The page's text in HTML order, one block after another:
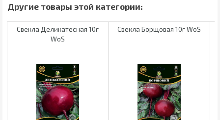
Свекла Деликатесная 10г
WoS
Свекла Борщовая 10г WoS